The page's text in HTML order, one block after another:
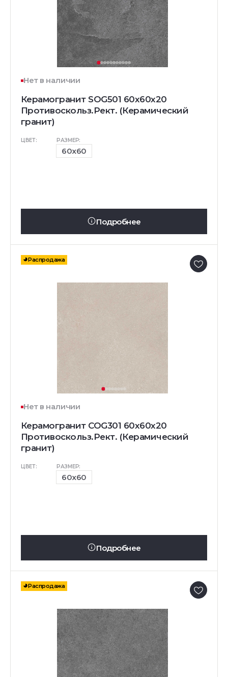
Нет в наличии
Керамогранит SOG501 60x60x20
Противоскольз.Рект. (Керамический
гранит)
ЦВЕТ: РАЗМЕР:
60x60
Подробнее
Распродажа
Нет в наличии
Керамогранит COG301 60x60x20
Противоскольз.Рект. (Керамический
гранит)
ЦВЕТ: РАЗМЕР:
60x60
Подробнее
Распродажа